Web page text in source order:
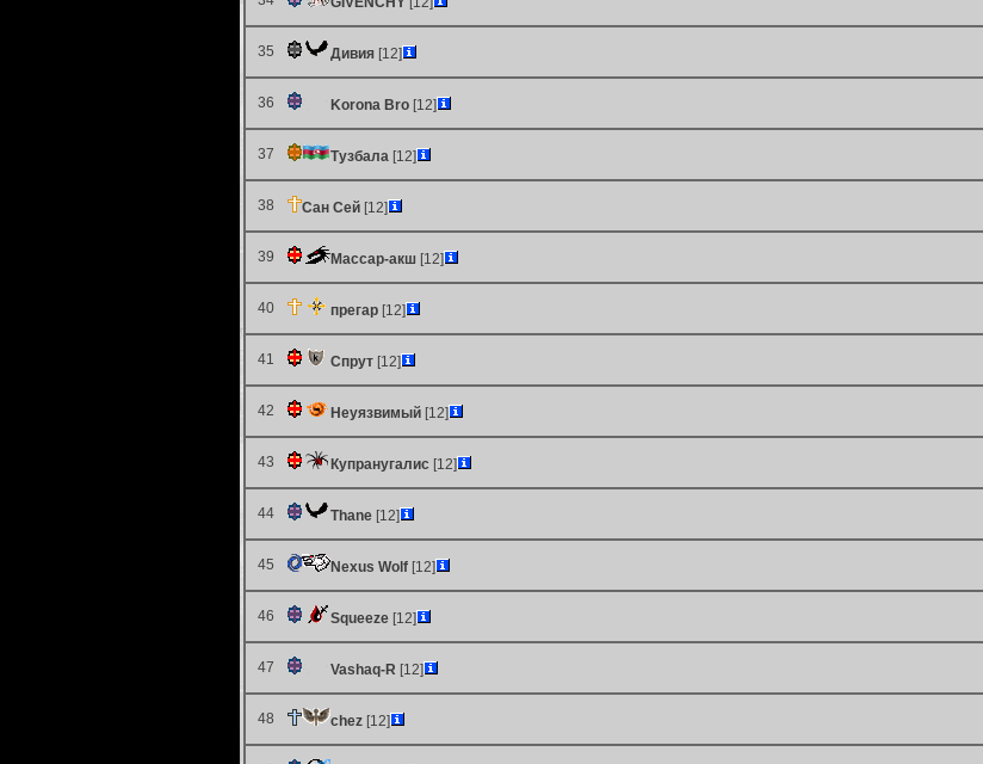
35 Дивия [12]
36 Korona Bro [12]
37 Тузбала [12]
38 Сан Сей [12]
39 Массар-акш [12]
40 прегар [12]
41 Спрут [12]
42 Неуязвимый [12]
43 Купранугалис [12]
44 Thane [12]
45 Nexus Wolf [12]
46 Squeeze [12]
47 Vashaq-R [12]
48 chez [12]